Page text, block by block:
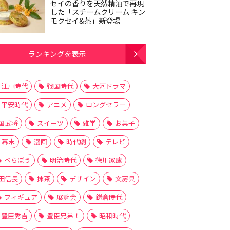
セイの香りを天然精油で再現
した「スチームクリーム キン
モクセイ&茶」新登場
ランキングを表示
江戸時代 戦国時代
大河ドラマ
平安時代
アニメ
ロングセラー
武将
スイーツ 雑学
お菓子
幕末
漫画 時代劇
テレビ
べらぼう
明治時代
徳川家康
信長
抹茶 デザイン
文房具
フィギュア
展覧会
鎌倉時代
豊臣秀吉
豊臣兄弟！
昭和時代